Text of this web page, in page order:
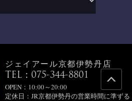
ジェイアール京都伊勢丹店
TEL：075-344-8801
OPEN：10:00～20:00
定休日：JR京都伊勢丹の営業時間に準ずる